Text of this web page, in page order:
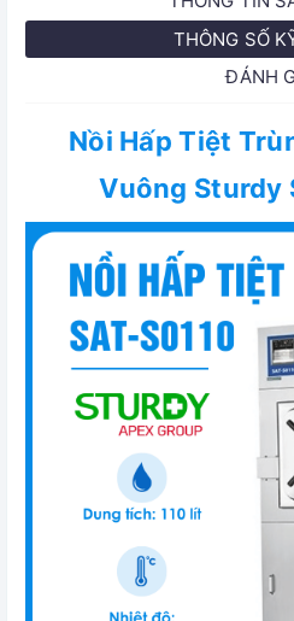
THÔNG SỐ
ĐÁNH
Nồi Hấp Tiệt
Vuông Sturdy